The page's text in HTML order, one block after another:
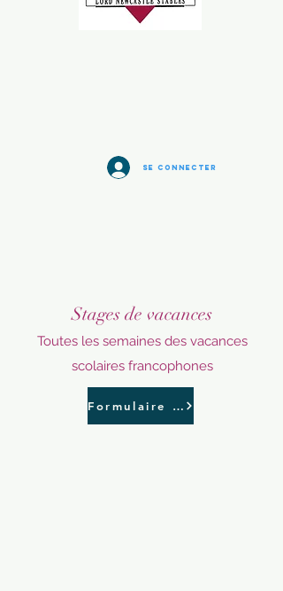
Se connecter
Stages de vacances
Toutes les semaines des vacances
scolaires francophones
Formulaire d'inscription